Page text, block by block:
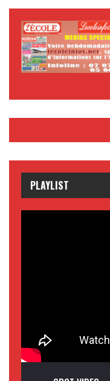
PLAYLIST